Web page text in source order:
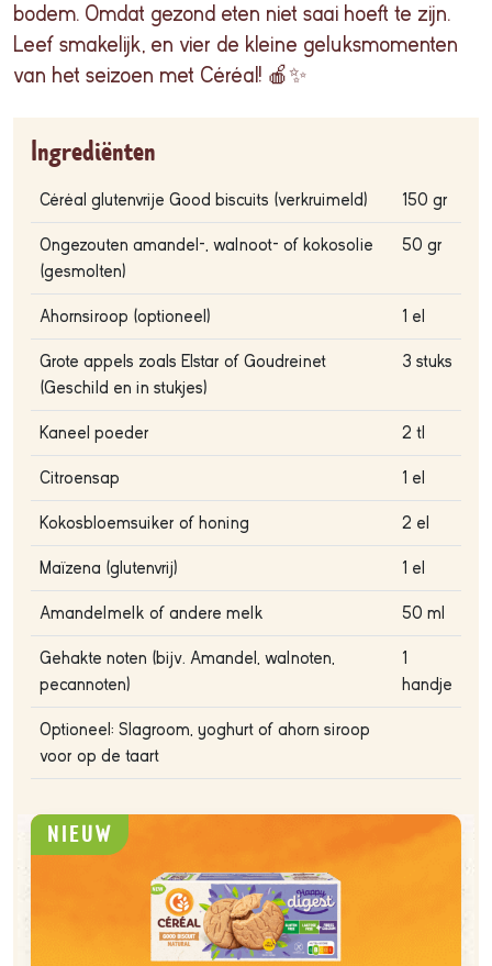
bodem. Omdat gezond eten niet saai hoeft te zijn.
Leef smakelijk, en vier de kleine geluksmomenten
van het seizoen met Céréal! 🍎✨
Ingrediënten
Céréal glutenvrije Good biscuits (verkruimeld) 150 gr
Ongezouten amandel-, walnoot- of kokosolie
(gesmolten)
50 gr
Ahornsiroop (optioneel) 1 el
Grote appels zoals Elstar of Goudreinet
(Geschild en in stukjes)
3 stuks
Kaneel poeder 2 tl
Citroensap 1 el
Kokosbloemsuiker of honing 2 el
Maïzena (glutenvrij) 1 el
Amandelmelk of andere melk 50 ml
Gehakte noten (bijv. Amandel, walnoten,
pecannoten)
1
handje
Optioneel: Slagroom, yoghurt of ahorn siroop
voor op de taart
NIEUW